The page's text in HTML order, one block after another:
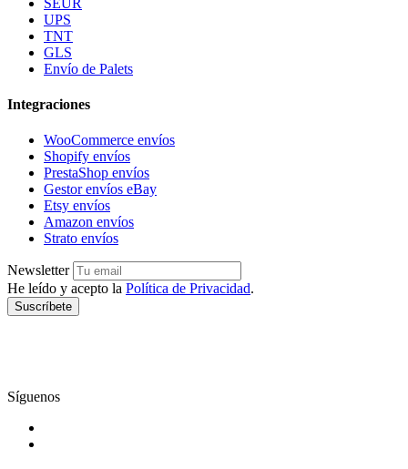
UPS
TNT
GLS
Envío de Palets
Integraciones
WooCommerce envíos
Shopify envíos
PrestaShop envíos
Gestor envíos eBay
Etsy envíos
Amazon envíos
Strato envíos
Newsletter
He leído y acepto la Política de Privacidad.
Suscríbete
Síguenos